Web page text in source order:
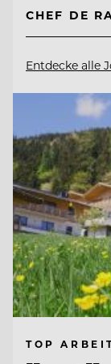
Entdecke alle
TOP